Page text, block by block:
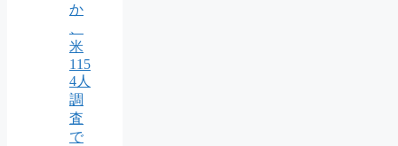
か
米
115
4人
調
査
で